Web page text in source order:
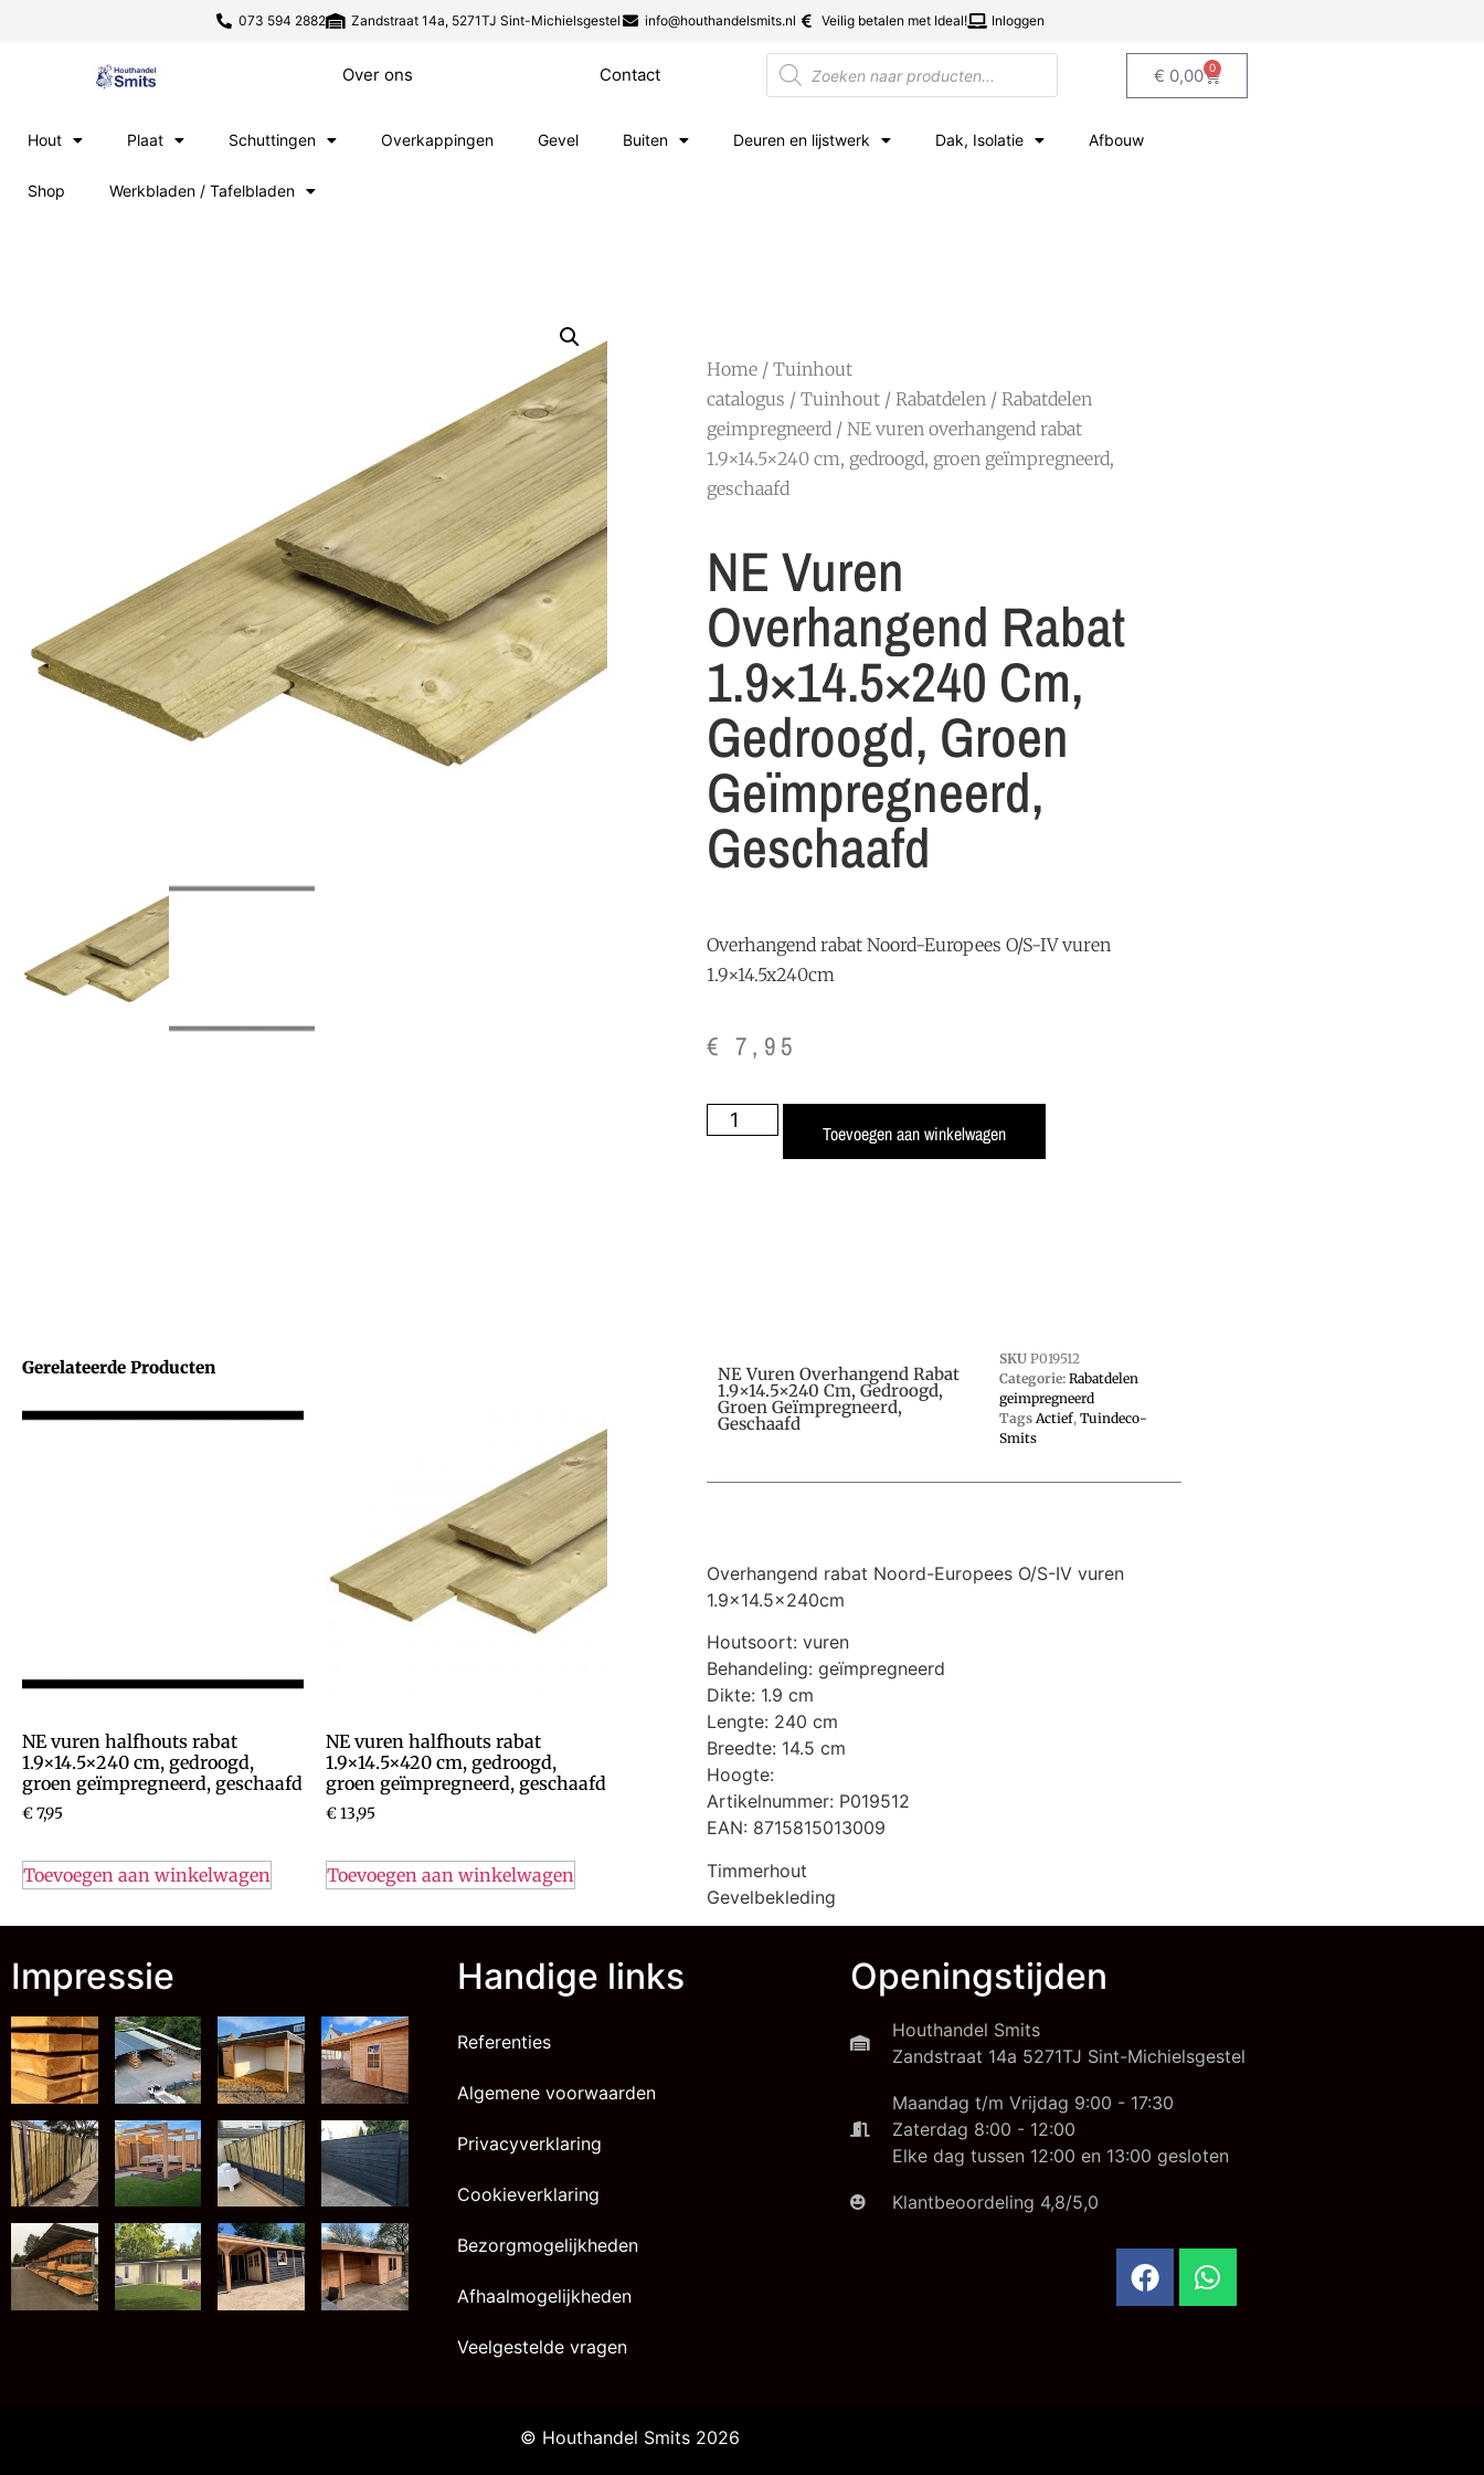
073 594 2882 Zandstraat 14a, 5271TJ Sint-Michielsgestel info@houthandelsmits.nl Veilig betalen met Ideal! Inloggen
Over ons Contact € 0,00 0
Hout Plaat Schuttingen Overkappingen Gevel Buiten Deuren en lijstwerk Dak, Isolatie Afbouw
Shop Werkbladen / Tafelbladen
Home / Tuinhout
catalogus / Tuinhout / Rabatdelen / Rabatdelen
geimpregneerd / NE vuren overhangend rabat
1.9×14.5×240 cm, gedroogd, groen geïmpregneerd,
geschaafd
NE Vuren
Overhangend Rabat
1.9×14.5×240 Cm,
Gedroogd, Groen
Geïmpregneerd,
Geschaafd
Overhangend rabat Noord-Europees O/S-IV vuren
1.9×14.5x240cm
€ 7,95
Toevoegen aan winkelwagen
Gerelateerde Producten
NE vuren halfhouts rabat
1.9×14.5×240 cm, gedroogd,
groen geïmpregneerd, geschaafd
€7,95
Toevoegen aan winkelwagen
NE vuren halfhouts rabat
1.9×14.5×420 cm, gedroogd,
groen geïmpregneerd, geschaafd
€13,95
Toevoegen aan winkelwagen
NE Vuren Overhangend Rabat
1.9×14.5×240 Cm, Gedroogd,
Groen Geïmpregneerd,
Geschaafd
SKU P019512
Categorie: Rabatdelen
geimpregneerd
Tags Actief, Tuindeco-
Smits
Overhangend rabat Noord-Europees O/S-IV vuren
1.9×14.5x240cm
Houtsoort: vuren
Behandeling: geïmpregneerd
Dikte: 1.9 cm
Lengte: 240 cm
Breedte: 14.5 cm
Hoogte:
Artikelnummer: P019512
EAN: 8715815013009
Timmerhout
Gevelbekleding
Impressie Handige links
Referenties
Algemene voorwaarden
Privacyverklaring
Cookieverklaring
Bezorgmogelijkheden
Afhaalmogelijkheden
Veelgestelde vragen
Openingstijden
Houthandel Smits
Zandstraat 14a 5271TJ Sint-Michielsgestel
Maandag t/m Vrijdag 9:00 - 17:30
Zaterdag 8:00 - 12:00
Elke dag tussen 12:00 en 13:00 gesloten
Klantbeoordeling 4,8/5,0
© Houthandel Smits 2026